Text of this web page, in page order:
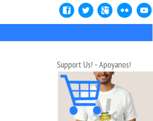
Support Us! - Apoyanos!